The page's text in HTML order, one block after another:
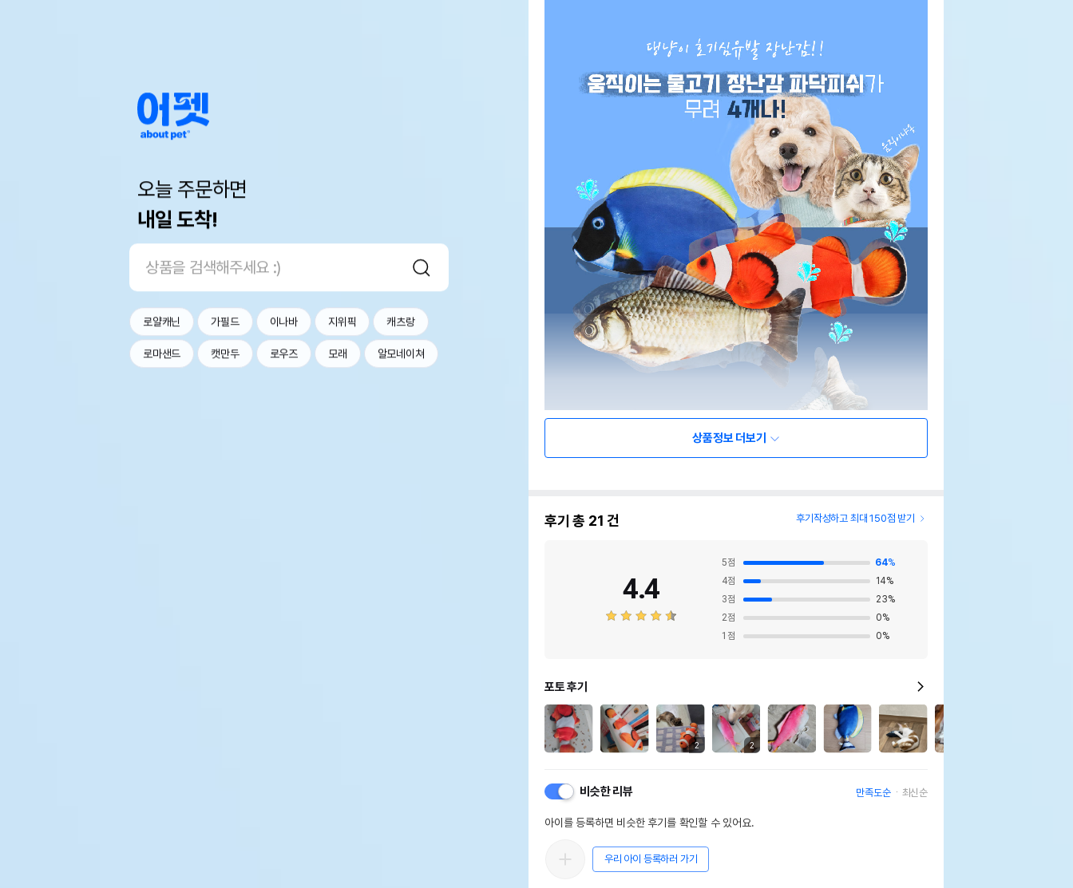
오늘 주문하면
내일 도착!
로얄캐닌 가필드 이나바 지위픽 캐츠랑
로마샌드 캣만두 로우즈 모래 알모네이쳐
상품정보 더보기
후기 총 21 건 후기작성하고 최대 150점 받기
4.4
5점 64%
4점 14%
3점 23%
2점 0%
1 점 0%
포토 후기
2 2
비슷한 리뷰 만족도순 최신순
아이를 등록하면 비슷한 후기를 확인할 수 있어요.
우리 아이 등록하러 가기